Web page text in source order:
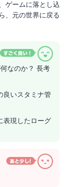
ゲームに落とし込
、元の世界に戻る
なのか？ 長考
良いスタミナ管
表現したローグ